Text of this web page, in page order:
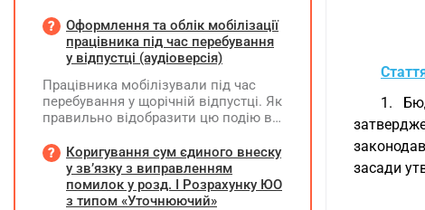
1.
засади
діяльності та подання звіту за
формою №8-ОПП?
Оформлення та облік мобілізації
працівника під час перебування
у відпустці (аудіоверсія)
Працівника мобілізували під час
перебування у щорічній відпустці. Як
правильно відобразити цю подію в
бухгалтерському обліку та
податковій звітності?
Коригування сум єдиного внеску
у зв’язку з виправленням
помилок у розд. І Розрахунку ЮО
з типом «Уточнюючий»